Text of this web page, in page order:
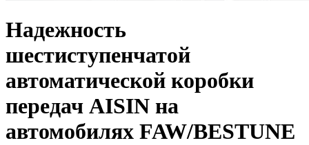
Надежность
шестиступенчатой
автоматической коробки
передач AISIN на
автомобилях FAW/BESTUNE